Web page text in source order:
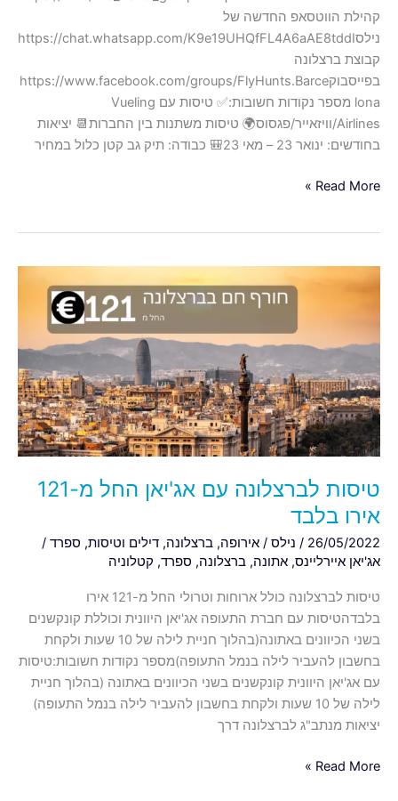
קהילת הווטסאפ החדשה של
נילסhttps://chat.whatsapp.com/K9e19UHQfFL4A6aAE8tddI
קבוצת ברצלונה
בפייסבוקhttps://www.facebook.com/groups/FlyHunts.Barce
lona מספר נקודות חשובות:✅ טיסות עם Vueling
Airlines/וויזאייר/פגסוס🌍 טיסות משתנות בין החברות📆 יציאות
בחודשים: ינואר 23 – מאי 23🎒 כבודה: תיק גב קטן כלול במחיר
Read More »
טיסות לברצלונה עם אג'יאן החל מ-121
אירו בלבד
26/05/2022
/ נילס/אירופה,ברצלונה,דילים וטיסות,ספרד/
אג'יאן איירליינס,אתונה,ברצלונה,ספרד,קטלוניה
טיסות לברצלונה כולל ארוחות וטרולי החל מ-121 אירו
בלבדהטיסות עם חברת התעופה אג'יאן היוונית וכוללת קונקשנים
בשני הכיוונים באתונה(בהלוך חניית לילה של 10 שעות ולקחת
בחשבון להעביר לילה בנמל התעופה)מספר נקודות חשובות:טיסות
עם אג'יאן היוונית קונקשנים בשני הכיוונים באתונה (בהלוך חניית
לילה של 10 שעות ולקחת בחשבון להעביר לילה בנמל התעופה)
יציאות מנתב"ג לברצלונה דרך
טיסות
אג'יאן
מ-121
אירו
בלבד
Read More »